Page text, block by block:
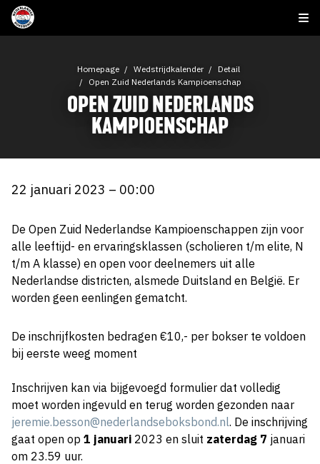
Homepage Wedstrijdkalender
Detail
Open Zuid Nederlands Kampioenschap
OPEN ZUID NEDERLANDS
KAMPIOENSCHAP
22 januari 2023 – 00:00
De Open Zuid Nederlandse Kampioenschappen zijn voor
alle leeftijd- en ervaringsklassen (scholieren t/m elite, N
t/m A klasse) en open voor deelnemers uit alle
Nederlandse districten, alsmede Duitsland en België. Er
worden geen eenlingen gematcht.
De inschrijfkosten bedragen €10,- per bokser te voldoen
bij eerste weeg moment
Inschrijven kan via bijgevoegd formulier dat volledig
moet worden ingevuld en terug worden gezonden naar
jeremie.besson@nederlandseboksbond.nl. De inschrijving
gaat open op 1 januari 2023 en sluit zaterdag 7 januari
om 23.59 uur.